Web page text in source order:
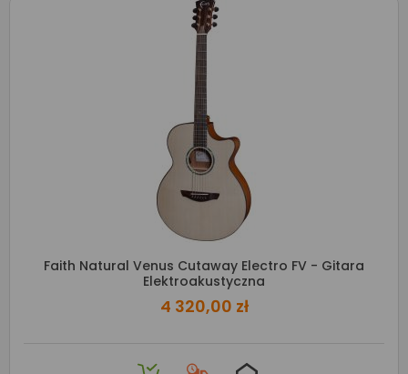
Faith Natural Venus Cutaway Electro FV - Gitara
Elektroakustyczna
4 320,00 zł